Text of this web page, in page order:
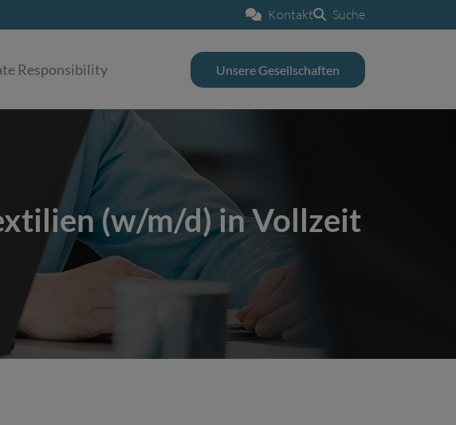
Kontakt Suche
Responsibility Unsere Gesellschaften
(w/m/d) in Vollzeit